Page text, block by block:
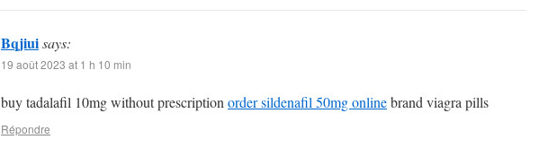
Bqjiuisays:
19 août 2023 at 1 h 10 min
buy tadalafil 10mg without prescription order sildenafil 50mg onlinebrand viagra pills
Répondre